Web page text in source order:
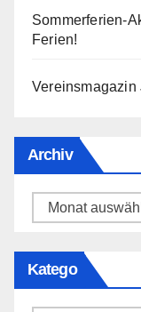
Sommerferien-
Ferien!
Vereinsmagazin
Archiv
Archiv
Katego